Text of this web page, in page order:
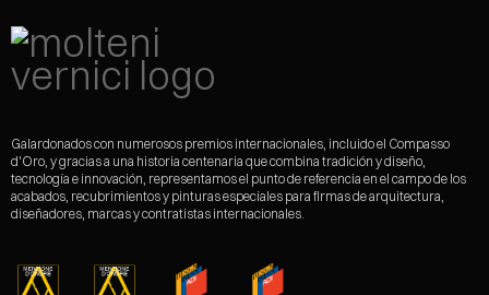
Galardonados con numerosos premios internacionales, incluido el Compasso
d'Oro, y gracias a una historia centenaria que combina tradición y diseño,
tecnología e innovación, representamos el punto de referencia en el campo de los
acabados, recubrimientos y pinturas especiales para firmas de arquitectura,
diseñadores, marcas y contratistas internacionales.